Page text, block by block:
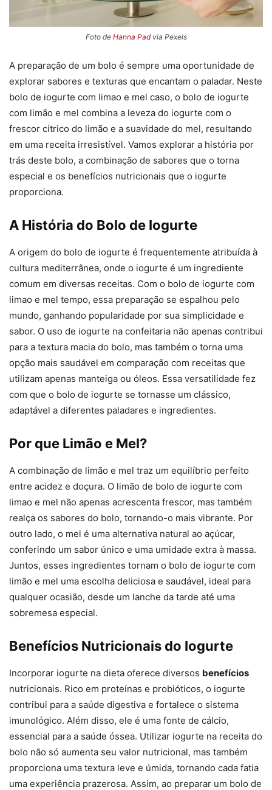
Foto de Hanna Padvia Pexels
A preparação de um bolo é sempre uma oportunidade de
explorar sabores e texturas que encantam o paladar. Neste
bolo de iogurte com limao e mel caso, o bolo de iogurte
com limão e mel combina a leveza do iogurte com o
frescor cítrico do limão e a suavidade do mel, resultando
em uma receita irresistível. Vamos explorar a história por
trás deste bolo, a combinação de sabores que o torna
especial e os benefícios nutricionais que o iogurte
proporciona.
A História do Bolo de Iogurte
A origem do bolo de iogurte é frequentemente atribuída à
cultura mediterrânea, onde o iogurte é um ingrediente
comum em diversas receitas. Com o bolo de iogurte com
limao e mel tempo, essa preparação se espalhou pelo
mundo, ganhando popularidade por sua simplicidade e
sabor. O uso de iogurte na confeitaria não apenas contribui
para a textura macia do bolo, mas também o torna uma
opção mais saudável em comparação com receitas que
utilizam apenas manteiga ou óleos. Essa versatilidade fez
com que o bolo de iogurte se tornasse um clássico,
adaptável a diferentes paladares e ingredientes.
Por que Limão e Mel?
A combinação de limão e mel traz um equilíbrio perfeito
entre acidez e doçura. O limão de bolo de iogurte com
limao e mel não apenas acrescenta frescor, mas também
realça os sabores do bolo, tornando-o mais vibrante. Por
outro lado, o mel é uma alternativa natural ao açúcar,
conferindo um sabor único e uma umidade extra à massa.
Juntos, esses ingredientes tornam o bolo de iogurte com
limão e mel uma escolha deliciosa e saudável, ideal para
qualquer ocasião, desde um lanche da tarde até uma
sobremesa especial.
Benefícios Nutricionais do Iogurte
Incorporar iogurte na dieta oferece diversos benefícios
nutricionais. Rico em proteínas e probióticos, o iogurte
contribui para a saúde digestiva e fortalece o sistema
imunológico. Além disso, ele é uma fonte de cálcio,
essencial para a saúde óssea. Utilizar iogurte na receita do
bolo não só aumenta seu valor nutricional, mas também
proporciona uma textura leve e úmida, tornando cada fatia
uma experiência prazerosa. Assim, ao preparar um bolo de